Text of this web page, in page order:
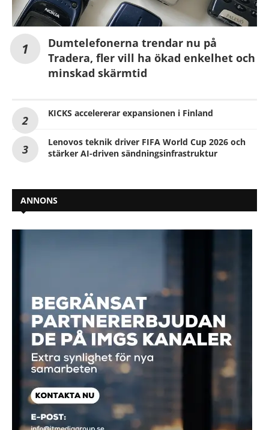
Dumtelefonerna trendar nu på
Tradera, fler vill ha ökad enkelhet och
minskad skärmtid
KICKS accelererar expansionen i Finland
Lenovos teknik driver FIFA World Cup 2026 och
stärker AI-driven sändningsinfrastruktur
ANNONS